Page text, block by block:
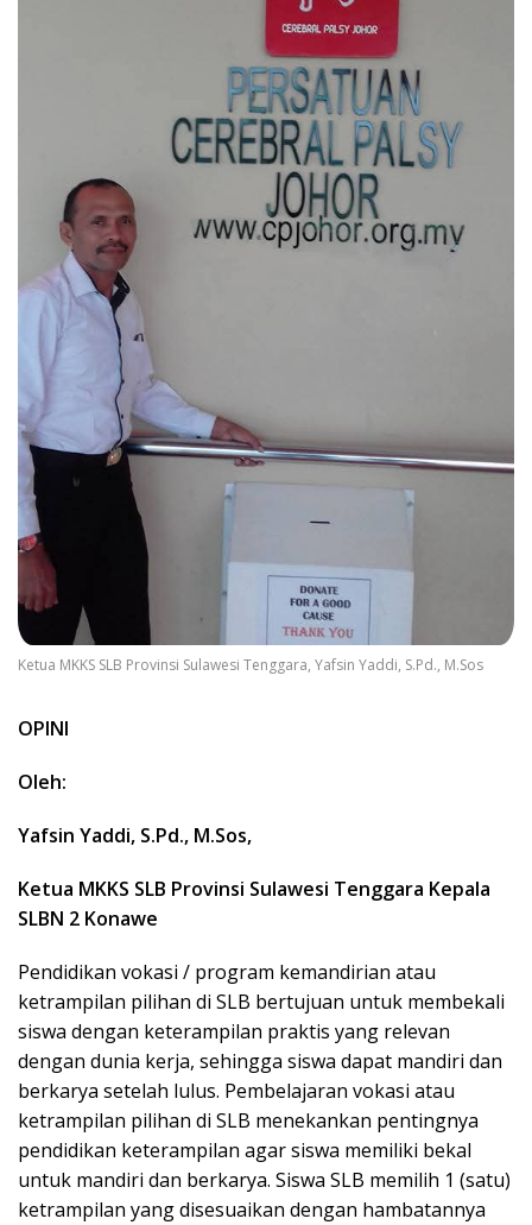
Ketua MKKS SLB Provinsi Sulawesi Tenggara, Yafsin Yaddi, S.Pd., M.Sos
OPINI
Oleh:
Yafsin Yaddi, S.Pd., M.Sos,
Ketua MKKS SLB Provinsi Sulawesi Tenggara Kepala
SLBN 2 Konawe
Pendidikan vokasi / program kemandirian atau
ketrampilan pilihan di SLB bertujuan untuk membekali
siswa dengan keterampilan praktis yang relevan
dengan dunia kerja, sehingga siswa dapat mandiri dan
berkarya setelah lulus. Pembelajaran vokasi atau
ketrampilan pilihan di SLB menekankan pentingnya
pendidikan keterampilan agar siswa memiliki bekal
untuk mandiri dan berkarya. Siswa SLB memilih 1 (satu)
ketrampilan yang disesuaikan dengan hambatannya